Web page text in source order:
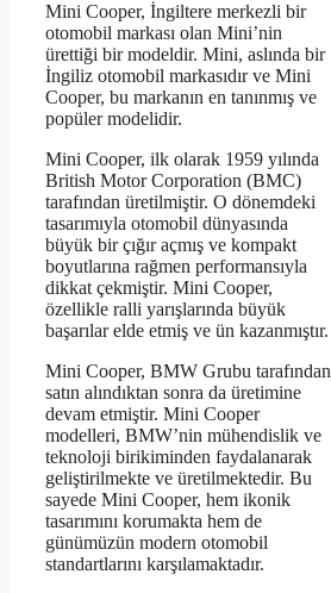
Mini Cooper, İngiltere merkezli bir
otomobil markası olan Mini’nin
ürettiği bir modeldir. Mini, aslında bir
İngiliz otomobil markasıdır ve Mini
Cooper, bu markanın en tanınmış ve
popüler modelidir.
Mini Cooper, ilk olarak 1959 yılında
British Motor Corporation (BMC)
tarafından üretilmiştir. O dönemdeki
tasarımıyla otomobil dünyasında
büyük bir çığır açmış ve kompakt
boyutlarına rağmen performansıyla
dikkat çekmiştir. Mini Cooper,
özellikle ralli yarışlarında büyük
başarılar elde etmiş ve ün kazanmıştır.
Mini Cooper, BMW Grubu tarafından
satın alındıktan sonra da üretimine
devam etmiştir. Mini Cooper
modelleri, BMW’nin mühendislik ve
teknoloji birikiminden faydalanarak
geliştirilmekte ve üretilmektedir. Bu
sayede Mini Cooper, hem ikonik
tasarımını korumakta hem de
günümüzün modern otomobil
standartlarını karşılamaktadır.